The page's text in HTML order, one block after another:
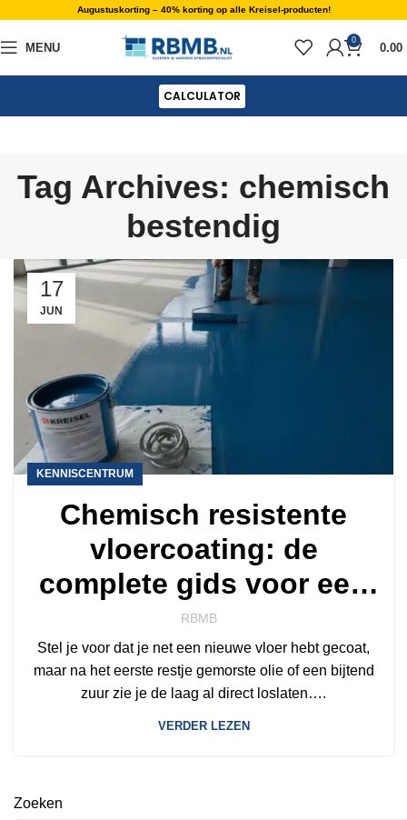
Augustuskorting – 40% korting op alle Kreisel-producten!
MENU
0
0.00
CALCULATOR
Tag Archives: chemisch
bestendig
17
JUN
KENNISCENTRUM
Chemisch resistente
vloercoating: de
complete gids voor een
ijzersterke vloer
RBMB
Stel je voor dat je net een nieuwe vloer hebt gecoat,
maar na het eerste restje gemorste olie of een bijtend
zuur zie je de laag al direct loslaten….
VERDER LEZEN
Zoeken